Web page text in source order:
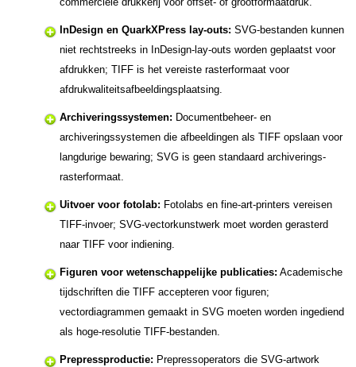
InDesign en QuarkXPress lay-outs: SVG-bestanden kunnen
niet rechtstreeks in InDesign-lay-outs worden geplaatst voor
afdrukken; TIFF is het vereiste rasterformaat voor
afdrukwaliteitsafbeeldingsplaatsing.
Archiveringssystemen: Documentbeheer- en
archiveringssystemen die afbeeldingen als TIFF opslaan voor
langdurige bewaring; SVG is geen standaard archiverings-
rasterformaat.
Uitvoer voor fotolab: Fotolabs en fine-art-printers vereisen
TIFF-invoer; SVG-vectorkunstwerk moet worden gerasterd
naar TIFF voor indiening.
Figuren voor wetenschappelijke publicaties: Academische
tijdschriften die TIFF accepteren voor figuren;
vectordiagrammen gemaakt in SVG moeten worden ingediend
als hoge-resolutie TIFF-bestanden.
Prepressproductie: Prepressoperators die SVG-artwork